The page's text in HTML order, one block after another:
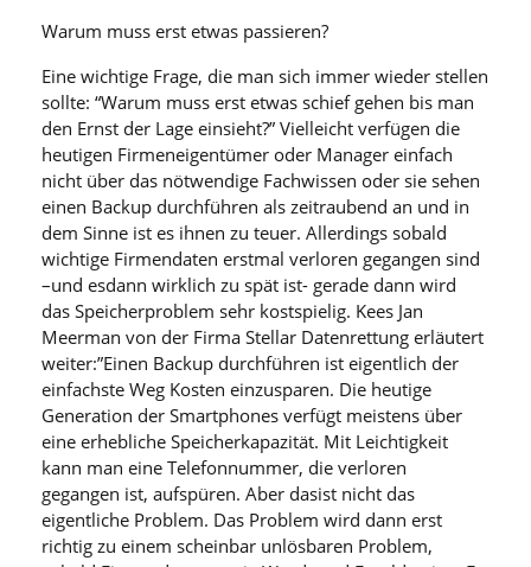
Warum muss erst etwas passieren?
Eine wichtige Frage, die man sich immer wieder stellen
sollte: “Warum muss erst etwas schief gehen bis man
den Ernst der Lage einsieht?” Vielleicht verfügen die
heutigen Firmeneigentümer oder Manager einfach
nicht über das nötwendige Fachwissen oder sie sehen
einen Backup durchführen als zeitraubend an und in
dem Sinne ist es ihnen zu teuer. Allerdings sobald
wichtige Firmendaten erstmal verloren gegangen sind
–und esdann wirklich zu spät ist- gerade dann wird
das Speicherproblem sehr kostspielig. Kees Jan
Meerman von der Firma Stellar Datenrettung erläutert
weiter:”Einen Backup durchführen ist eigentlich der
einfachste Weg Kosten einzusparen. Die heutige
Generation der Smartphones verfügt meistens über
eine erhebliche Speicherkapazität. Mit Leichtigkeit
kann man eine Telefonnummer, die verloren
gegangen ist, aufspüren. Aber dasist nicht das
eigentliche Problem. Das Problem wird dann erst
richtig zu einem scheinbar unlösbaren Problem,